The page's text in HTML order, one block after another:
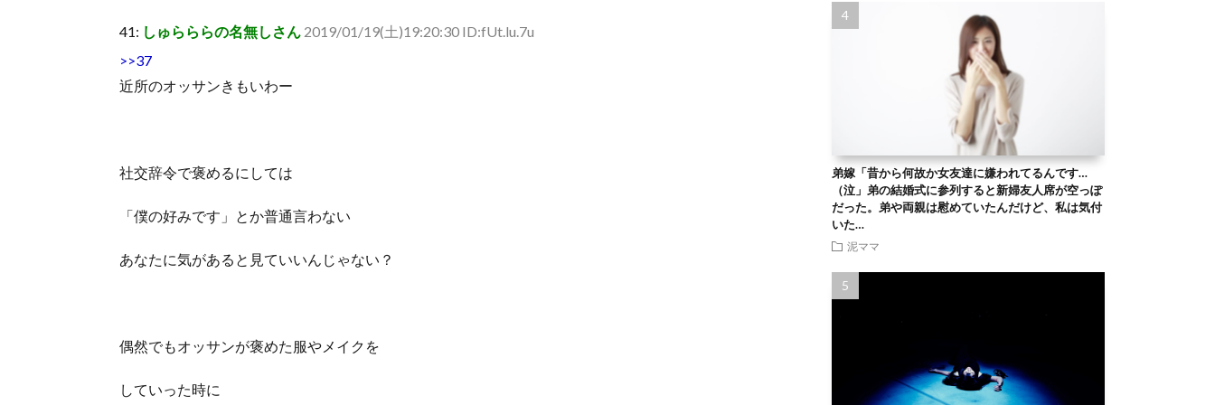
41: しゅらららの名無しさん 2019/01/19(土)19:20:30 ID:fUt.lu.7u
>>37
近所のオッサンきもいわー
社交辞令で褒めるにしては
「僕の好みです」とか普通言わない
あなたに気があると見ていいんじゃない？
偶然でもオッサンが褒めた服やメイクを
していった時に
弟嫁「昔から何故か女友達に嫌われてるんです…
（泣」弟の結婚式に参列すると新婦友人席が空っぽ
だった。弟や両親は慰めていたんだけど、私は気付
いた…
泥ママ